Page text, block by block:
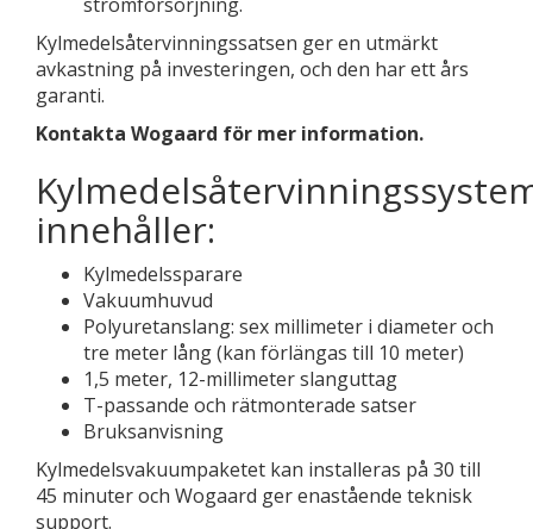
Kylmedelsåtervinningssatsen ger en utmärkt
avkastning på investeringen, och den har ett års
garanti.
Kontakta Wogaard för mer information.
innehåller:
Kylmedelssparare
Vakuumhuvud
Polyuretanslang: sex millimeter i diameter och
tre meter lång (kan förlängas till 10 meter)
1,5 meter, 12-millimeter slanguttag
T-passande och rätmonterade satser
Bruksanvisning
Kylmedelsvakuumpaketet kan installeras på 30 till
45 minuter och Wogaard ger enastående teknisk
support.